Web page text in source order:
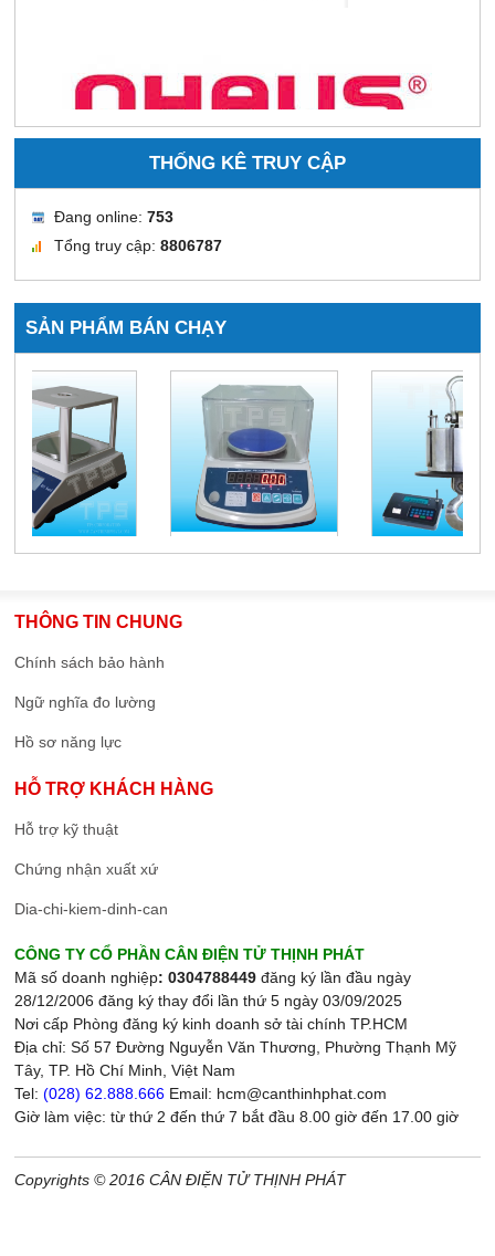
THỐNG KÊ TRUY CẬP
Đang online:753
Tổng truy cập:8806787
SẢN PHẨM BÁN CHẠY
THÔNG TIN CHUNG
Chính sách bảo hành
Ngữ nghĩa đo lường
Hồ sơ năng lực
HỖ TRỢ KHÁCH HÀNG
Hỗ trợ kỹ thuật
Chứng nhận xuất xứ
Dia-chi-kiem-dinh-can
CÔNG TY CỔ PHẦN CÂN ĐIỆN TỬ THỊNH PHÁT
Mã số doanh nghiệp: 0304788449 đăng ký lần đầu ngày
28/12/2006 đăng ký thay đổi lần thứ 5 ngày 03/09/2025
Nơi cấp Phòng đăng ký kinh doanh sở tài chính TP.HCM
Địa chỉ: Số 57 Đường Nguyễn Văn Thương, Phường Thạnh Mỹ
Tây, TP. Hồ Chí Minh, Việt Nam
Tel:(028) 62.888.666 Email: hcm@canthinhphat.com
Giờ làm việc: từ thứ 2 đến thứ 7 bắt đầu 8.00 giờ đến 17.00 giờ
Copyrights © 2016 CÂN ĐIỆN TỬ THỊNH PHÁT